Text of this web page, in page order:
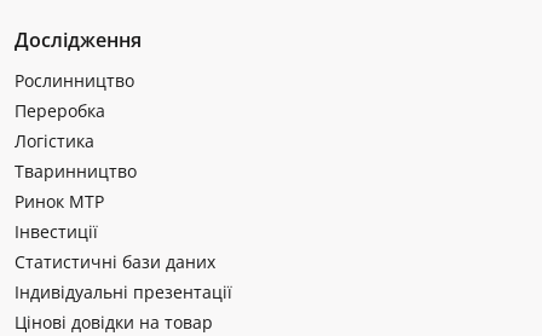
Дослідження
Рослинництво
Переробка
Логістика
Тваринництво
Ринок МТР
Інвестиції
Статистичні бази даних
Індивідуальні презентації
Цінові довідки на товар